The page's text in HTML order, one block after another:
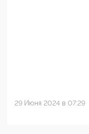
29 Июня 2024 в 07:29